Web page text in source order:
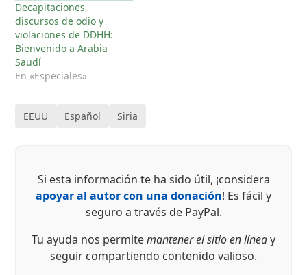
Decapitaciones,
discursos de odio y
violaciones de DDHH:
Bienvenido a Arabia
Saudí
En «Especiales»
EEUU Español Siria
Si esta información te ha sido útil, ¡considera
apoyar al autor con una donación! Es fácil y
seguro a través de PayPal.
Tu ayuda nos permitemantener el sitio en líneay
seguir compartiendo contenido valioso.